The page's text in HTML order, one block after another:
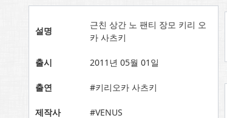
설명
근친 상간 노 팬티 장모 키리 오
카 사츠키
출시 2011년 05월 01일
출연 #키리오카 사츠키
제작사 #VENUS